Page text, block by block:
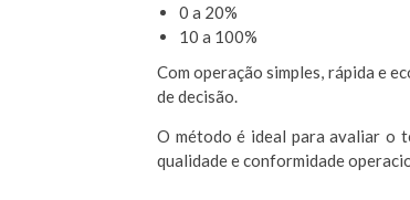
0 a 20%
10 a 100%
Com operação simples, rápida e
de decisão.
O método é ideal para avaliar o
qualidade e conformidade